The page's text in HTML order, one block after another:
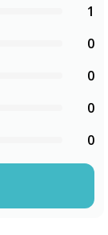
1
0
0
0
0